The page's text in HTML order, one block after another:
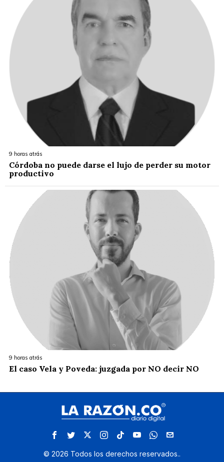
9 horas atrás
Córdoba no puede darse el lujo de perder su motor
productivo
9 horas atrás
El caso Vela y Poveda: juzgada por NO decir NO
© 2026 Todos los derechos reservados..